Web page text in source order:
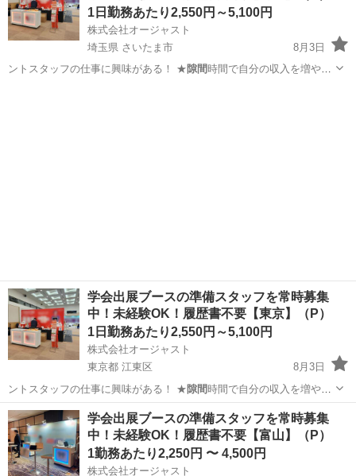
1日勤務あたり2,550円～5,100円
株式会社オージャスト
埼玉県 さいたま市
8月3日
ントスタッフの仕事に興味がある！ ★ 隙間 時間で自分の収入を増やし
学会出展ブースの準備スタッフを常時募集
中！未経験OK！履歴書不要【東京】（P）
1日勤務あたり2,550円～5,100円
株式会社オージャスト
東京都 江東区
8月3日
ントスタッフの仕事に興味がある！ ★ 隙間 時間で自分の収入を増やし
たい！ ★社…
東京 江東区 イベントスタッフ スタッフ
学会出展ブースの準備スタッフを常時募集
中！未経験OK！履歴書不要【富山】（P）
1勤務あたり2,250円 〜 4,500円
株式会社オージャスト